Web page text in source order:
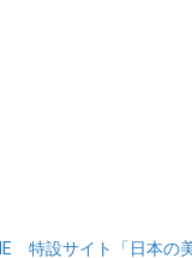
特設サイト「日本の